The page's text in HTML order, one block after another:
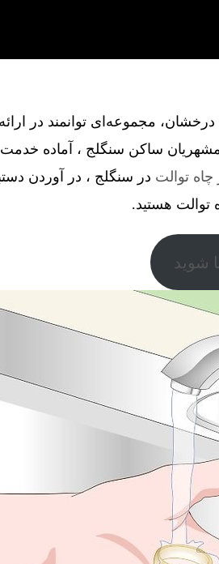
آچاگ ، با بیش از 15 سال سابقه درخشان، مجموعه‌ای
ساکن سنگلج ، آماده
چاه توالت در سنگلج ، در آوردن
توالت هستید.
شوید